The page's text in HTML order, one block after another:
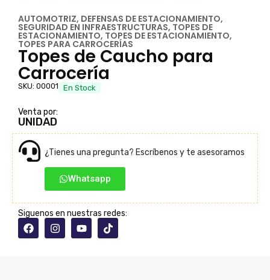
AUTOMOTRIZ, DEFENSAS DE ESTACIONAMIENTO,
SEGURIDAD EN INFRAESTRUCTURAS, TOPES DE
ESTACIONAMIENTO, TOPES DE ESTACIONAMIENTO,
TOPES PARA CARROCERÍAS
Topes de Caucho para
Carrocería
SKU: 00001 En Stock
Venta por:
UNIDAD
¿Tienes una pregunta? Escríbenos y te asesoramos
Whatsapp
Siguenos en nuestras redes: